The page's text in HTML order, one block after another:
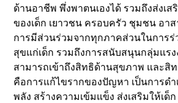
ด้านอาชีพ พึ่งพาตนเองได้ รวมถึงส่งเ
ของเด็ก เยาวชน ครอบครัว ชุมชน อา
การมีส่วนร่วมจากทุกภาคส่วนในการ
สุขแก่เด็ก รวมถึงการสนับสนุนกลุ่มแร
สามารถเข้าถึงสิทธิด้านสุขภาพ และสิ
คือการแก้ไขรากของปัญหา เป็นการดำ
พลัง สร้างความเข้มแข็ง ส่งเสริมให้เ